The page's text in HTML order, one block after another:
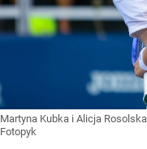
Martyna Kubka i Alicja Rosolska
Fotopyk